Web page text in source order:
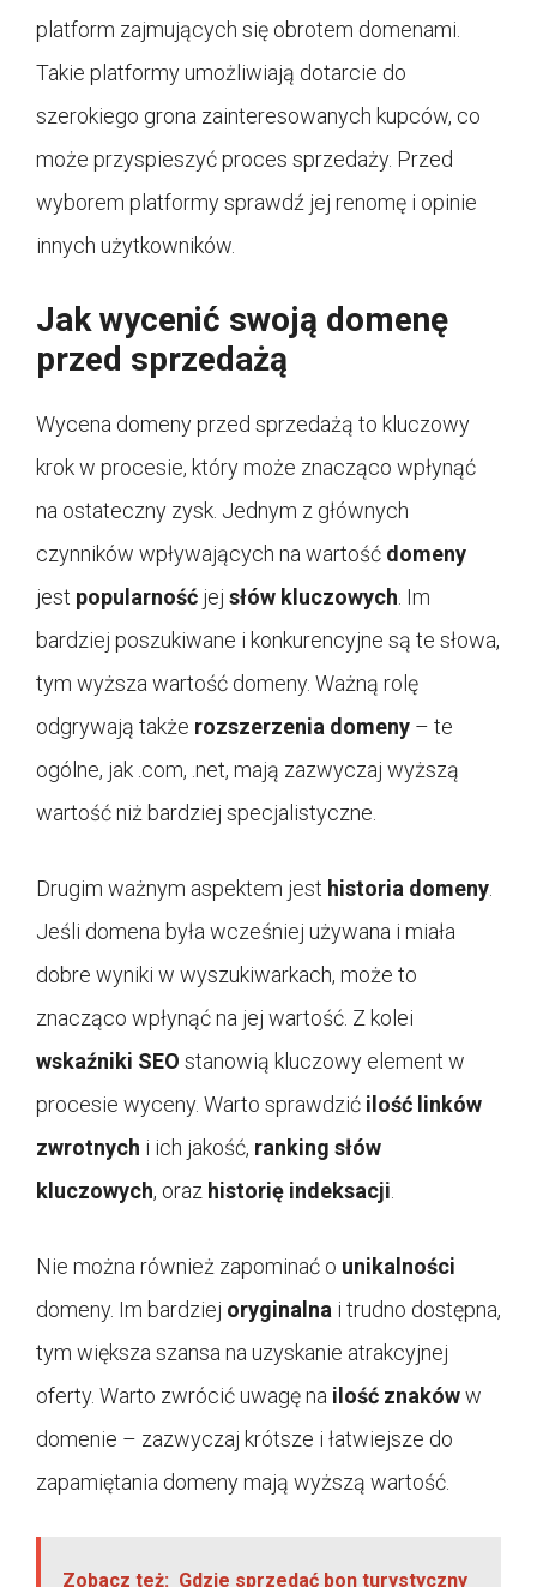
platform zajmujących się obrotem domenami.
Takie platformy umożliwiają dotarcie do
szerokiego grona zainteresowanych kupców, co
może przyspieszyć proces sprzedaży. Przed
wyborem platformy sprawdź jej renomę i opinie
innych użytkowników.
Jak wycenić swoją domenę
przed sprzedażą
Wycena domeny przed sprzedażą to kluczowy
krok w procesie, który może znacząco wpłynąć
na ostateczny zysk. Jednym z głównych
czynników wpływających na wartość domeny
jest popularność jej słów kluczowych . Im
bardziej poszukiwane i konkurencyjne są te słowa,
tym wyższa wartość domeny. Ważną rolę
odgrywają także rozszerzenia domeny – te
ogólne, jak .com, .net, mają zazwyczaj wyższą
wartość niż bardziej specjalistyczne.
Drugim ważnym aspektem jest historia domeny
Jeśli domena była wcześniej używana i miała
dobre wyniki w wyszukiwarkach, może to
znacząco wpłynąć na jej wartość. Z kolei
wskaźniki SEO stanowią kluczowy element w
procesie wyceny. Warto sprawdzić ilość linków
zwrotnych i ich jakość, ranking słów
kluczowych, oraz historię indeksacji
Nie można również zapominać o unikalności
domeny. Im bardziej oryginalna i trudno dostępna,
tym większa szansa na uzyskanie atrakcyjnej
oferty. Warto zwrócić uwagę na ilość znakóww
domenie – zazwyczaj krótsze i łatwiejsze do
zapamiętania domeny mają wyższą wartość.
Zobacz też: Gdzie sprzedać bon turystyczny